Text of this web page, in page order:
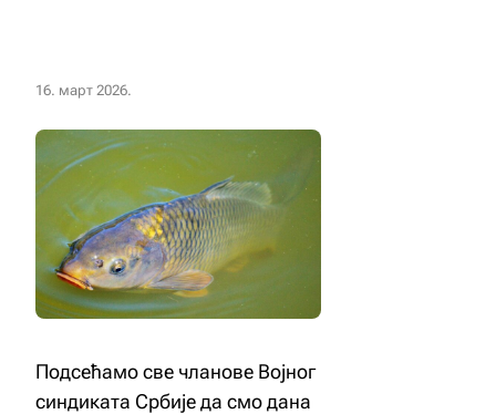
16. март 2026.
Подсећамо све чланове Војног
синдиката Србије да смо дана